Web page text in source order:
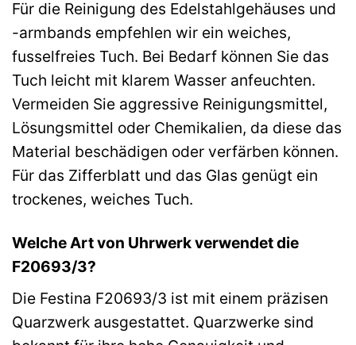
Für die Reinigung des Edelstahlgehäuses und
-armbands empfehlen wir ein weiches,
fusselfreies Tuch. Bei Bedarf können Sie das
Tuch leicht mit klarem Wasser anfeuchten.
Vermeiden Sie aggressive Reinigungsmittel,
Lösungsmittel oder Chemikalien, da diese das
Material beschädigen oder verfärben können.
Für das Zifferblatt und das Glas genügt ein
trockenes, weiches Tuch.
Welche Art von Uhrwerk verwendet die
F20693/3?
Die Festina F20693/3 ist mit einem präzisen
Quarzwerk ausgestattet. Quarzwerke sind